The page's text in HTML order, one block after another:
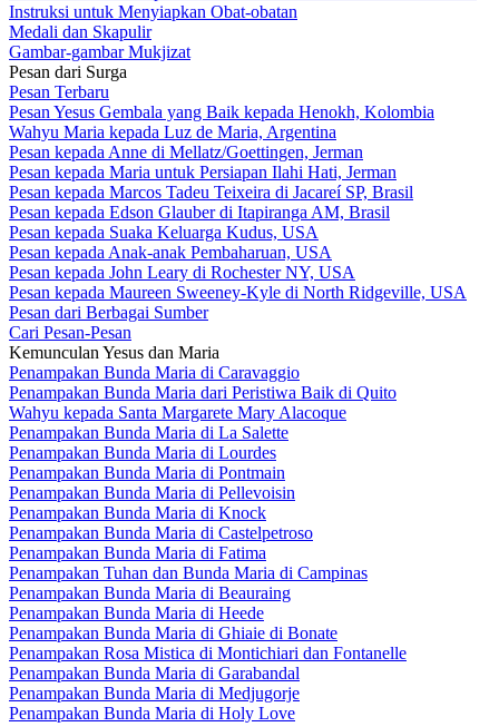
Instruksi untuk Menyiapkan Obat-obatan
Medali dan Skapulir
Gambar-gambar Mukjizat
Pesan dari Surga
Pesan Terbaru
Pesan Yesus Gembala yang Baik kepada Henokh, Kolombia
Wahyu Maria kepada Luz de Maria, Argentina
Pesan kepada Anne di Mellatz/Goettingen, Jerman
Pesan kepada Maria untuk Persiapan Ilahi Hati, Jerman
Pesan kepada Marcos Tadeu Teixeira di Jacareí SP, Brasil
Pesan kepada Edson Glauber di Itapiranga AM, Brasil
Pesan kepada Suaka Keluarga Kudus, USA
Pesan kepada Anak-anak Pembaharuan, USA
Pesan kepada John Leary di Rochester NY, USA
Pesan kepada Maureen Sweeney-Kyle di North Ridgeville, USA
Pesan dari Berbagai Sumber
Cari Pesan-Pesan
Kemunculan Yesus dan Maria
Penampakan Bunda Maria di Caravaggio
Penampakan Bunda Maria dari Peristiwa Baik di Quito
Wahyu kepada Santa Margarete Mary Alacoque
Penampakan Bunda Maria di La Salette
Penampakan Bunda Maria di Lourdes
Penampakan Bunda Maria di Pontmain
Penampakan Bunda Maria di Pellevoisin
Penampakan Bunda Maria di Knock
Penampakan Bunda Maria di Castelpetroso
Penampakan Bunda Maria di Fatima
Penampakan Tuhan dan Bunda Maria di Campinas
Penampakan Bunda Maria di Beauraing
Penampakan Bunda Maria di Heede
Penampakan Bunda Maria di Ghiaie di Bonate
Penampakan Rosa Mistica di Montichiari dan Fontanelle
Penampakan Bunda Maria di Garabandal
Penampakan Bunda Maria di Medjugorje
Penampakan Bunda Maria di Holy Love